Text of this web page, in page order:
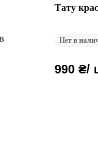
Тату
Нет в
990 ₴/